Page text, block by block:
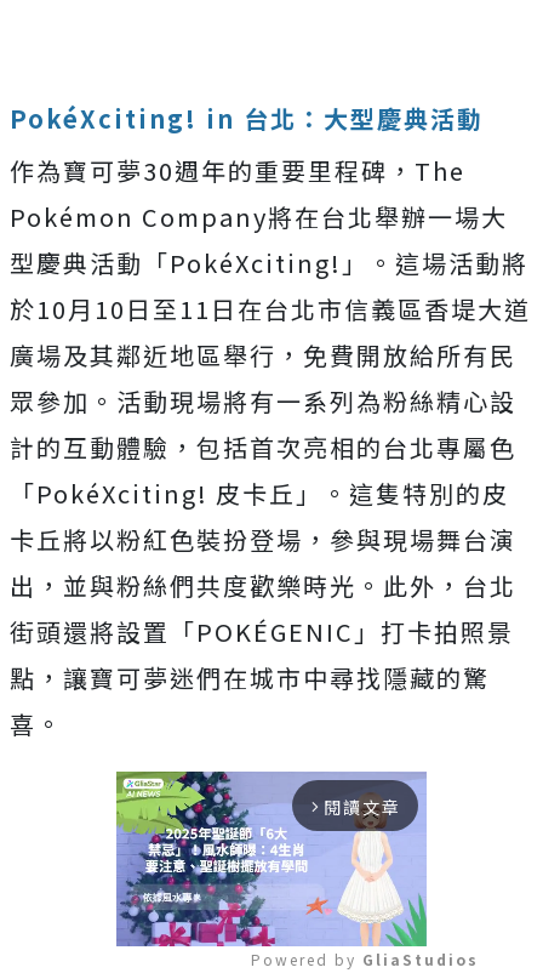
PokéXciting! in 台北：大型慶典活動
作為寶可夢30週年的重要里程碑，The
Pokémon Company將在台北舉辦一場大
型慶典活動「PokéXciting!」。這場活動將
於10月10日至11日在台北市信義區香堤大道
廣場及其鄰近地區舉行，免費開放給所有民
眾參加。活動現場將有一系列為粉絲精心設
計的互動體驗，包括首次亮相的台北專屬色
「PokéXciting! 皮卡丘」。這隻特別的皮
卡丘將以粉紅色裝扮登場，參與現場舞台演
出，並與粉絲們共度歡樂時光。此外，台北
街頭還將設置「POKÉGENIC」打卡拍照景
點，讓寶可夢迷們在城市中尋找隱藏的驚
喜。
arrow_forward_ios 閱讀文章
Powered by GliaStudios